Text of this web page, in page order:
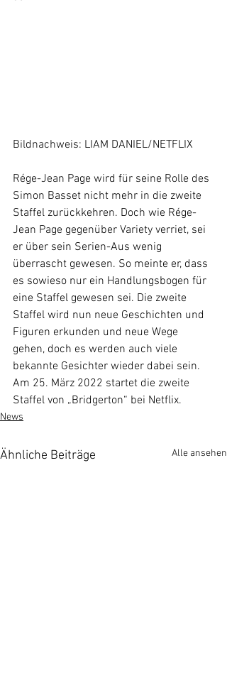
Bildnachweis: LIAM DANIEL/NETFLIX
Rége-Jean Page wird für seine Rolle des
Simon Basset nicht mehr in die zweite
Staffel zurückkehren. Doch wie Rége-
Jean Page gegenüber Variety verriet, sei
er über sein Serien-Aus wenig
überrascht gewesen. So meinte er, dass
es sowieso nur ein Handlungsbogen für
eine Staffel gewesen sei. Die zweite
Staffel wird nun neue Geschichten und
Figuren erkunden und neue Wege
gehen, doch es werden auch viele
bekannte Gesichter wieder dabei sein.
Am 25. März 2022 startet die zweite
Staffel von „Bridgerton“ bei Netflix.
News
Ähnliche Beiträge Alle ansehen